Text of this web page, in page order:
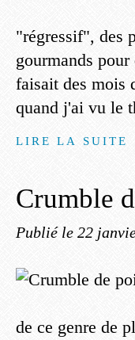
"régressif", des
gourmands
faisait des mois
quand j'ai vu le
LIRE LA SUITE
Crumble
Publié le 22
de ce genre de